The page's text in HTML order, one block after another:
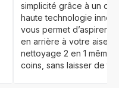
simplicité grâce à un
haute technologie
vous permet d’aspirer
en arrière à votre aise,
nettoyage 2 en 1 même
coins, sans laisser de